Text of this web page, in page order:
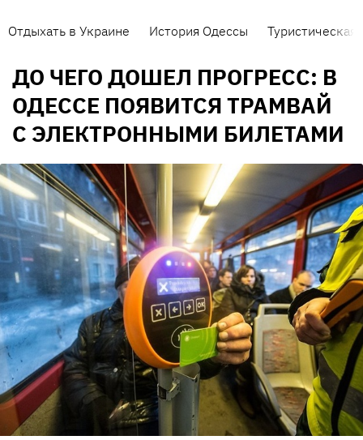
Отдыхать в Украине История Одессы Туристическая
ДО ЧЕГО ДОШЕЛ ПРОГРЕСС: В
ОДЕССЕ ПОЯВИТСЯ ТРАМВАЙ
С ЭЛЕКТРОННЫМИ БИЛЕТАМИ